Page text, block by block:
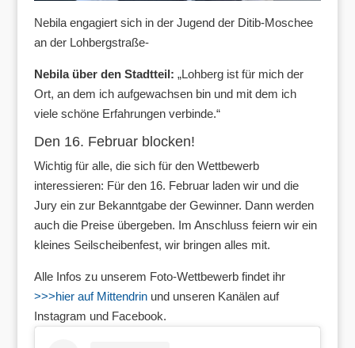
Nebila engagiert sich in der Jugend der Ditib-Moschee
an der Lohbergstraße-
Nebila über den Stadtteil: „Lohberg ist für mich der
Ort, an dem ich aufgewachsen bin und mit dem ich
viele schöne Erfahrungen verbinde.“
Den 16. Februar blocken!
Wichtig für alle, die sich für den Wettbewerb
interessieren: Für den 16. Februar laden wir und die
Jury ein zur Bekanntgabe der Gewinner. Dann werden
auch die Preise übergeben. Im Anschluss feiern wir ein
kleines Seilscheibenfest, wir bringen alles mit.
Alle Infos zu unserem Foto-Wettbewerb findet ihr
>>>hier auf Mittendrinund unseren Kanälen auf
Instagram und Facebook.